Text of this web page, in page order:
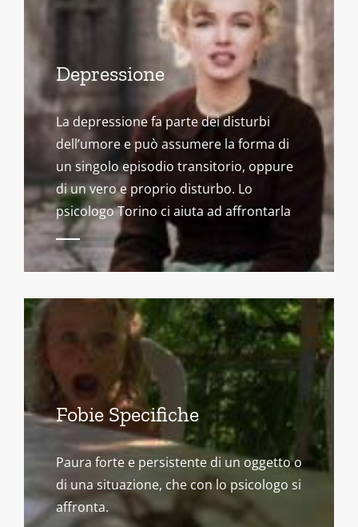
Depressione
La depressione fa parte dei disturbi
dell’umore e può assumere la forma di
un singolo episodio transitorio, oppure
di un vero e proprio disturbo. Lo
psicologo Torino ci aiuta ad affrontarla
Fobie Specifiche
Paura forte e persistente di un oggetto o
di una situazione, che con lo psicologo si
affronta.